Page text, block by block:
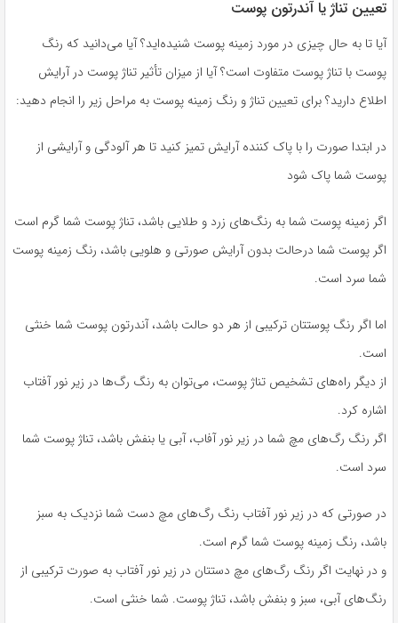
تعیین تناژ یا آندرتون پوست
آیا تا به حال چیزی در مورد زمینه پوست شنیده‌اید؟ آیا می‌دانید که رنگ
پوست با تناژ پوست متفاوت است؟ آیا از میزان تأثیر تناژ پوست در آرایش
اطلاع دارید؟ برای تعیین تناژ و رنگ زمینه پوست به مراحل زیر را انجام دهید:
در ابتدا صورت را با پاک کننده آرایش تمیز کنید تا هر آلودگی و آرایشی از
پوست شما پاک شود
اگر زمینه پوست شما به رنگ‌های زرد و طلایی باشد، تناژ پوست شما گرم است
اگر پوست شما درحالت بدون آرایش صورتی و هلویی باشد، رنگ زمینه پوست
شما سرد است.
اما اگر رنگ پوستتان ترکیبی از هر دو حالت باشد، آندرتون پوست شما خنثی
است.
از دیگر راه‌های تشخیص تناژ پوست، می‌توان به رنگ رگ‌ها در زیر نور آفتاب
اشاره کرد.
اگر رنگ رگ‌های مچ شما در زیر نور آفاب، آبی یا بنفش باشد، تناژ پوست شما
سرد است.
در صورتی که در زیر نور آفتاب رنگ رگ‌های مچ دست شما نزدیک به سبز
باشد، رنگ زمینه پوست شما گرم است.
و در نهایت اگر رنگ رگ‌های مچ دستتان در زیر نور آفتاب به صورت ترکیبی از
رنگ‌های آبی، سبز و بنفش باشد، تناژ پوست. شما خنثی است.